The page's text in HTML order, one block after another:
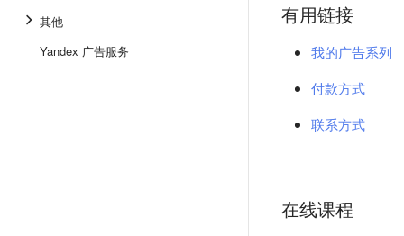
其他
Yandex 广告服务
有用链接
我的广告系列
付款方式
联系方式
在线课程